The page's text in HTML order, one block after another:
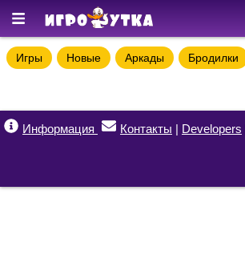
Игры Новые Аркады Бродилки
Информация Контакты | Developers